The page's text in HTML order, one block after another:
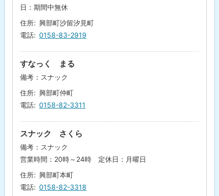
日：期間中無休
住所
興部町沙留汐見町
電話
0158-83-2919
すなっく まる
備考：スナック
住所
興部町仲町
電話
0158-82-3311
スナック さくら
備考：スナック
営業時間：20時～24時 定休日：月曜日
住所
興部町本町
電話
0158-82-3318